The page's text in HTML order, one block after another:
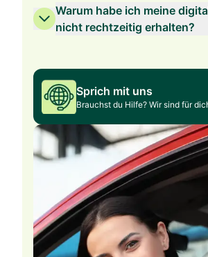
Warum habe ich meine
nicht rechtzeitig erhalten?
Sprich mit uns
Brauchst du Hilfe? Wir sind für